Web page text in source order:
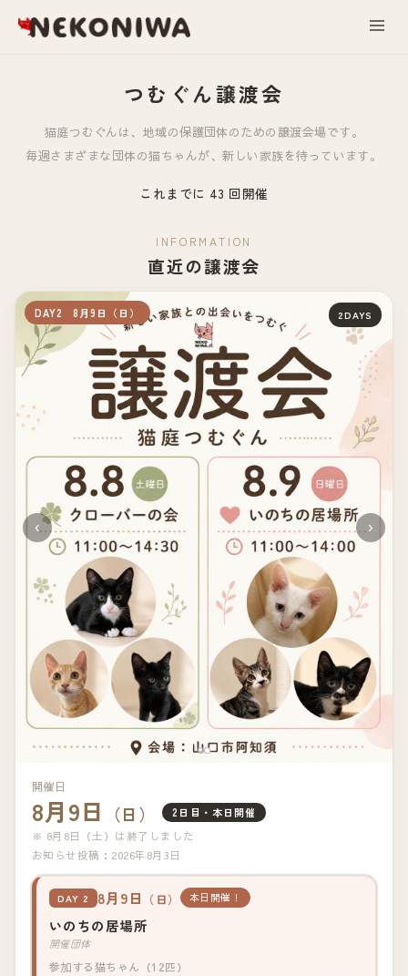
つむぐん譲渡会
猫庭つむぐんは、地域の保護団体のための譲渡会場です。
毎週さまざまな団体の猫ちゃんが、新しい家族を待っています。
これまでに 43 回開催
INFORMATION
直近の譲渡会
2DAYS
DAY2 8月9日（日）
‹ ›
開催日
8月9日 （日）
2日目・本日開催
※ 8月8日（土）は終了しました
お知らせ投稿：2026年8月3日
DAY 2 8月9日 （日） 本日開催！
いのちの居場所
開催団体
参加する猫ちゃん（12匹）